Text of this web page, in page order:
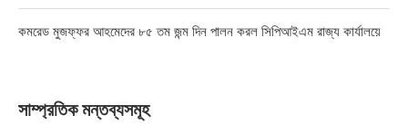
কমরেড মুজফ্ফর আহমেদের ৮৫ তম জন্ম দিন পালন করল সিপিআইএম রাজ্য কার্যালয়ে
সাম্প্রতিক মন্তব্যসমূহ